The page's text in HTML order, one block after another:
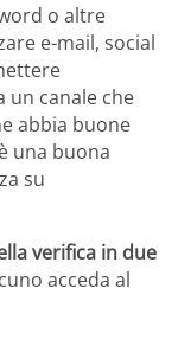
o altre
e-mail, social
un canale che
abbia buone
è una buona
su
verifica in due
acceda al